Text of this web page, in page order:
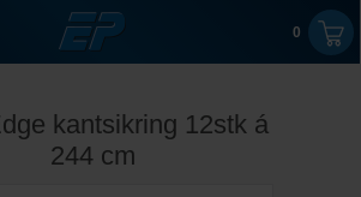
0
kantsikring 12stk á
244 cm